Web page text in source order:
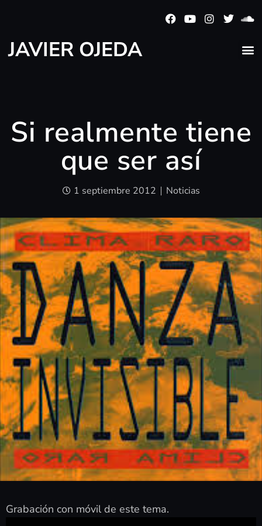
JAVIER OJEDA
Si realmente tiene
que ser así
1 septiembre 2012 Noticias
Grabación con móvil de este tema.